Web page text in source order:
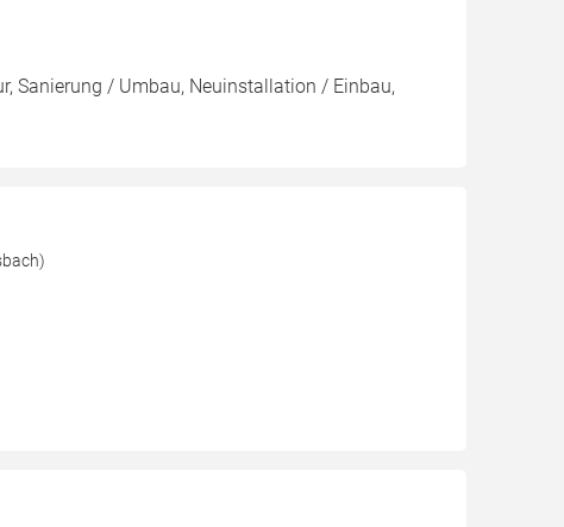
Sanierung / Umbau, Neuinstallation / Einbau,